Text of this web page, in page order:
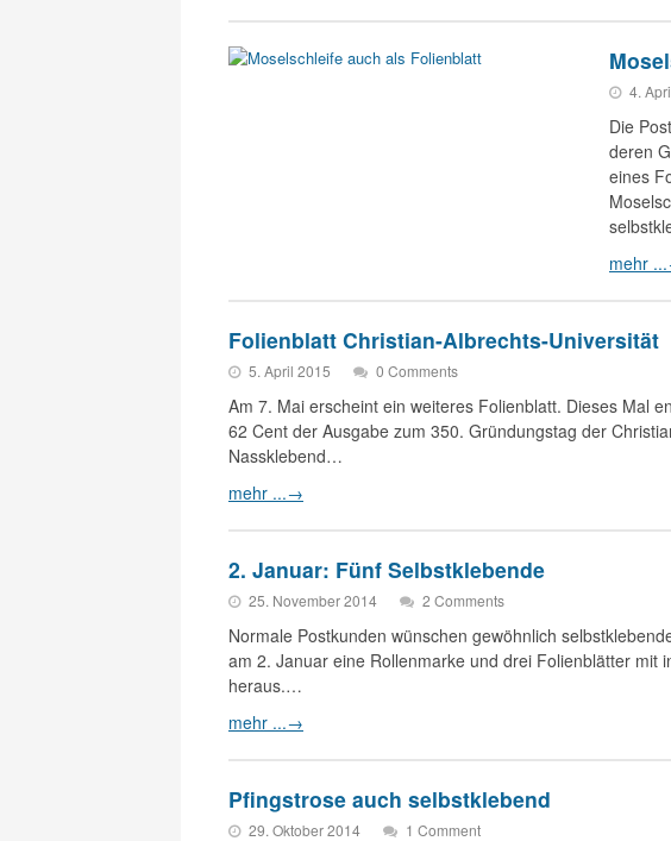
4.
Die
deren
eines
mehr ...
Folienblatt Christian-Albrechts-Universität
5. April 2015 0 Comments
Am 7. Mai erscheint ein weiteres Folienblatt. Dieses Mal
62 Cent der Ausgabe zum 350. Gründungstag der
Nassklebend…
mehr ...→
2. Januar: Fünf Selbstklebende
25. November 2014 2 Comments
Normale Postkunden wünschen gewöhnlich
am 2. Januar eine Rollenmarke und drei Folienblätter mit
heraus.…
mehr ...→
Pfingstrose auch selbstklebend
29. Oktober 2014 1 Comment